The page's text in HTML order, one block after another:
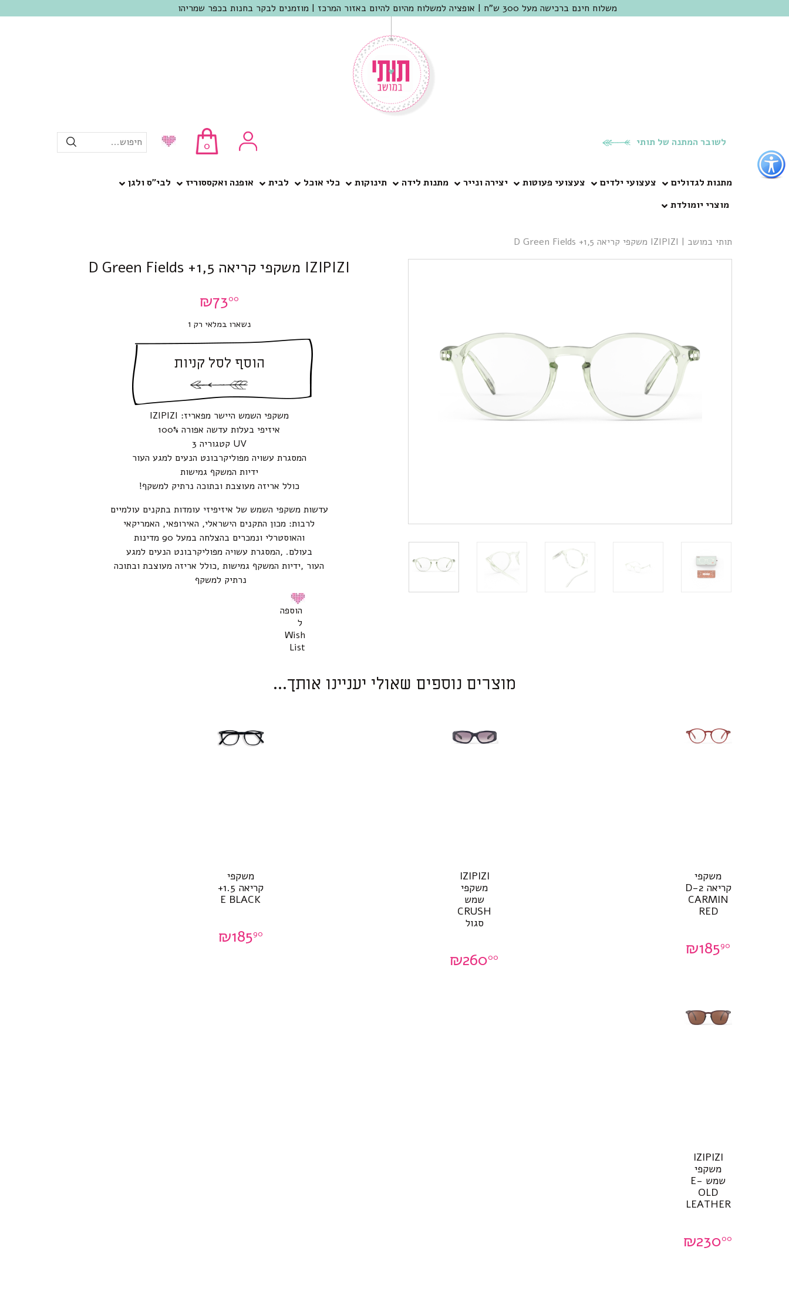
כפתור
לפתיחת
תפריט
נגישות
משלוח חינם ברכישה מעל 300 ש"ח | אופציה למשלוח מהיום להיום באזור המרכז | מוזמנים לבקר בחנות בכפר שמריהו
לשובר המתנה של תותי 0 חיפוש...
מתנות לגדולים צעצועי ילדים צעצועי פעוטות יצירה ונייר מתנות לידה תינוקות כלי אוכל לבית אופנה ואקססוריז
לבי”ס ולגן
מוצרי יומולדת
תותי במושב | IZIPIZI משקפי קריאה D Green Fields +1,5
IZIPIZI משקפי קריאה D Green Fields +1,5
₪7300
נשארו במלאי רק 1
הוסף לסל קניות
משקפי השמש היישר מפאריז: IZIPIZI
איזיפי בעלות עדשה אפורה 100%
UV קטגוריה 3
המסגרת עשויה מפוליקרבונט הנעים למגע העור
ידיות המשקף גמישות
כולל אריזה מעוצבת ובתוכה נרתיק למשקף!
עדשות משקפי השמש של איזיפיזי עומדות בתקנים עולמיים
לרבות: מכון התקנים הישראלי, האירופאי, האמריקאי
והאוסטרלי ונמכרים בהצלחה במעל 90 מדינות
בעולם. ,המסגרת עשויה מפוליקרבונט הנעים למגע
העור ,ידיות המשקף גמישות ,כולל אריזה מעוצבת ובתוכה
נרתיק למשקף
הוספה
ל
Wish
List
מוצרים נוספים שאולי יעניינו אותך...
משקפי
קריאה D-2
CARMIN
RED
₪18590
IZIPIZI
משקפי
שמש
CRUSH
סגול
₪26000
משקפי
קריאה 1.5+
E BLACK
₪18590
IZIPIZI
משקפי
שמש E-
OLD
LEATHER
₪23000